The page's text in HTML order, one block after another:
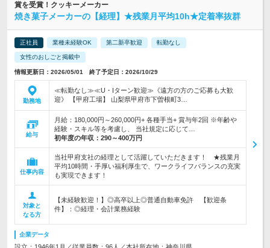
賞を受賞！クッキーメーカー
焼き菓子メーカーの【経理】★残業月平均10h★定着率抜群
正社員 業種未経験OK 第二新卒歓迎 転勤なし
女性のおしごと掲載中
情報更新日：2026/05/01 終了予定日：2026/10/29
勤務地
≪転勤なし≫≪U・Iターン歓迎≫《遠方の方のご応募も大歓
迎》 【甲府工場】 山梨県甲府市下曽根町3…
給与
月給：180,000円～260,000円+ 各種手当+ 賞与年2回 ※年齢や
経験・スキル等を考慮し、 当社規定に応じて…
初年度の年収： 290～400万円
仕事内容
当社甲府支社の経理として活躍していただきます！ ★残業月
平均10時間・手厚い福利厚生で、ワークライフバランスの充実
も実現できます！
対象と
なる方
【未経験歓迎！】◎高卒以上◎普通自動車免許 【歓迎条
件】：◎経理・会計業務経験
企業データ